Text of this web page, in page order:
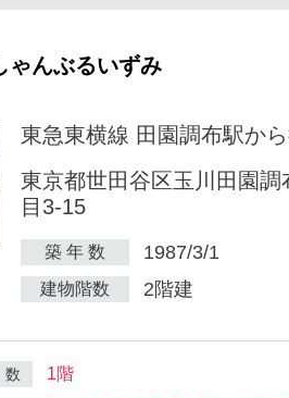
ゃんぶるいずみ
東急東横線 田園調布駅か
東京都世田谷区玉川田園調
目3-15
築 年 数 1987/3/1
建物階数 2階建
1階